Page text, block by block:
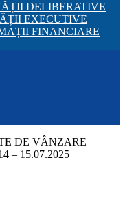
DELIBERATIVE
EXECUTIVE
FINANCIARE
DE VÂNZARE
– 15.07.2025